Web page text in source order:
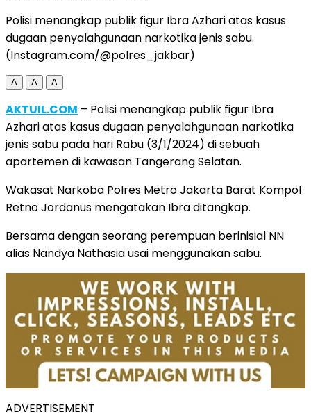
Polisi menangkap publik figur Ibra Azhari atas kasus
dugaan penyalahgunaan narkotika jenis sabu.
(Instagram.com/@polres_jakbar)
A A A
AKTUIL.COM – Polisi menangkap publik figur Ibra
Azhari atas kasus dugaan penyalahgunaan narkotika
jenis sabu pada hari Rabu (3/1/2024) di sebuah
apartemen di kawasan Tangerang Selatan.
Wakasat Narkoba Polres Metro Jakarta Barat Kompol
Retno Jordanus mengatakan Ibra ditangkap.
Bersama dengan seorang perempuan berinisial NN
alias Nandya Nathasia usai menggunakan sabu.
ADVERTISEMENT